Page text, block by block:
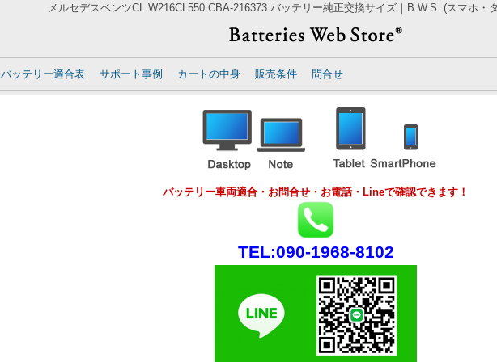
メルセデスベンツCL W216CL550 CBA-216373 バッテリー純正交換サイズ｜B.W.S. (スマホ・
バッテリー適合表 サポート事例 カートの中身 販売条件 問合せ
バッテリー車両適合・お問合せ・お電話・Lineで確認できます！
TEL:090-1968-8102